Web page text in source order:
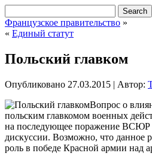
Французское правительство »
« Единый статут
Польский главком
Опубликовано 27.03.2015 | Автор:
Вопрос о
польским главкомом военных
на последующее поражение ВСЮР
дискуссии. Возможно, что данное
роль в победе Красной армии над